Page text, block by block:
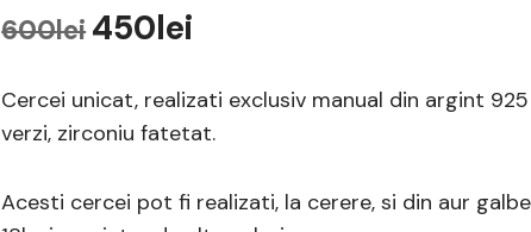
600lei 450lei
Cercei unicat, realizati exclusiv manual din argint
verzi, zirconiu fatetat.
Acesti cercei pot fi realizati, la cerere, si din aur